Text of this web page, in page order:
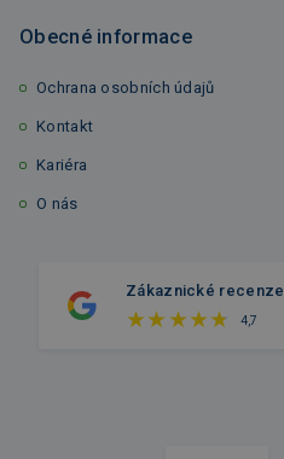
Obecné informace
Ochrana osobních údajů
Kontakt
Kariéra
O nás
Zákaznické recenze
4,7